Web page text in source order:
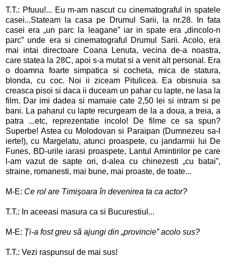
T.T.: Pfuuu!... Eu m-am nascut cu cinematograful in spatele
casei...Stateam la casa pe Drumul Sarii, la nr.28. In fata
casei era „un parc la leagane” iar in spate era „dincolo-n
parc” unde era si cinematograful Drumul Sarii. Acolo, era
mai intai directoare Coana Lenuta, vecina de-a noastra,
care statea la 28C, apoi s-a mutat si a venit alt personal. Era
o doamna foarte simpatica si cocheta, mica de statura,
blonda, cu coc. Noi ii ziceam Pitulicea. Ea obisnuia sa
creasca pisoi si daca ii duceam un pahar cu lapte, ne lasa la
film. Dar imi dadea si mamaie cate 2,50 lei si intram si pe
bani. La paharul cu lapte recurgeam de la a doua, a treia, a
patra ...etc, reprezentatie incolo! De filme ce sa spun?
Superbe! Astea cu Molodovan si Paraipan (Dumnezeu sa-l
ierte!), cu Margelatu, atunci proaspete, cu jandarmii lui De
Funes, BD-urile iarasi proaspete, Lantul Amintirilor pe care
l-am vazut de sapte ori, d-alea cu chinezesti „cu batai”,
straine, romanesti, mai bune, mai proaste, de toate...
M-E: Ce rol are Timişoara în devenirea ta ca actor?
T.T.: In aceeasi masura ca si Bucurestiul...
M-E: Ţi-a fost greu să ajungi din „provincie” acolo sus?
T.T.: Vezi raspunsul de mai sus!